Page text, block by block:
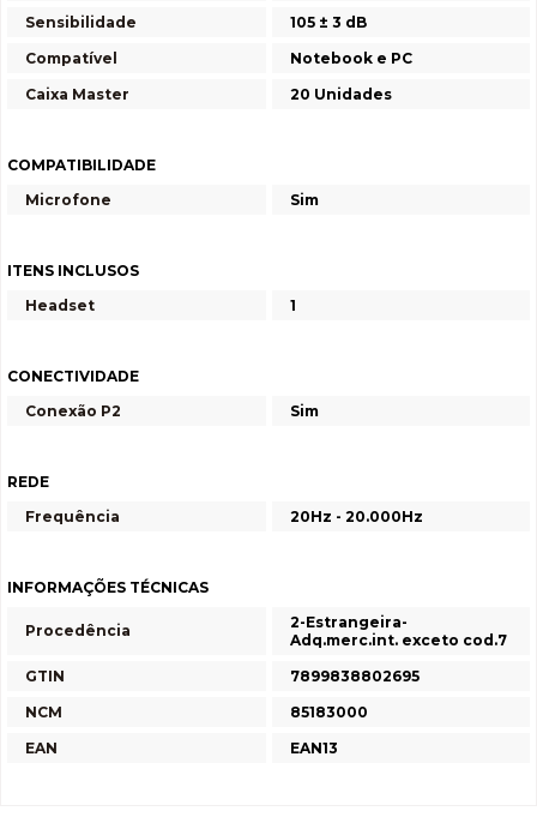
Sensibilidade
105 ± 3 dB
Compatível
Notebook e PC
Caixa Master
20 Unidades
COMPATIBILIDADE
Microfone
Sim
ITENS INCLUSOS
Headset
1
CONECTIVIDADE
Conexão P2
Sim
REDE
Frequência
20Hz - 20.000Hz
INFORMAÇÕES TÉCNICAS
Procedência
2-Estrangeira-
Adq.merc.int. exceto cod.7
GTIN
7899838802695
NCM
85183000
EAN
EAN13